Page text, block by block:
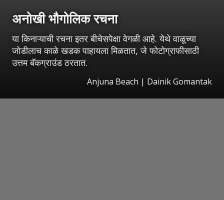
अनोखी भौगोलिक रचना
या किनाऱ्याची रचना इतर बीचेसपेक्षा वेगळी आहे. येथे वाळूच्या
जोडीलाच काळे खडक पाहायला मिळतात, जे फोटोग्राफीसाठी
उत्तम बॅकग्राउंड ठरतात.
Anjuna Beach | Dainik Gomantak